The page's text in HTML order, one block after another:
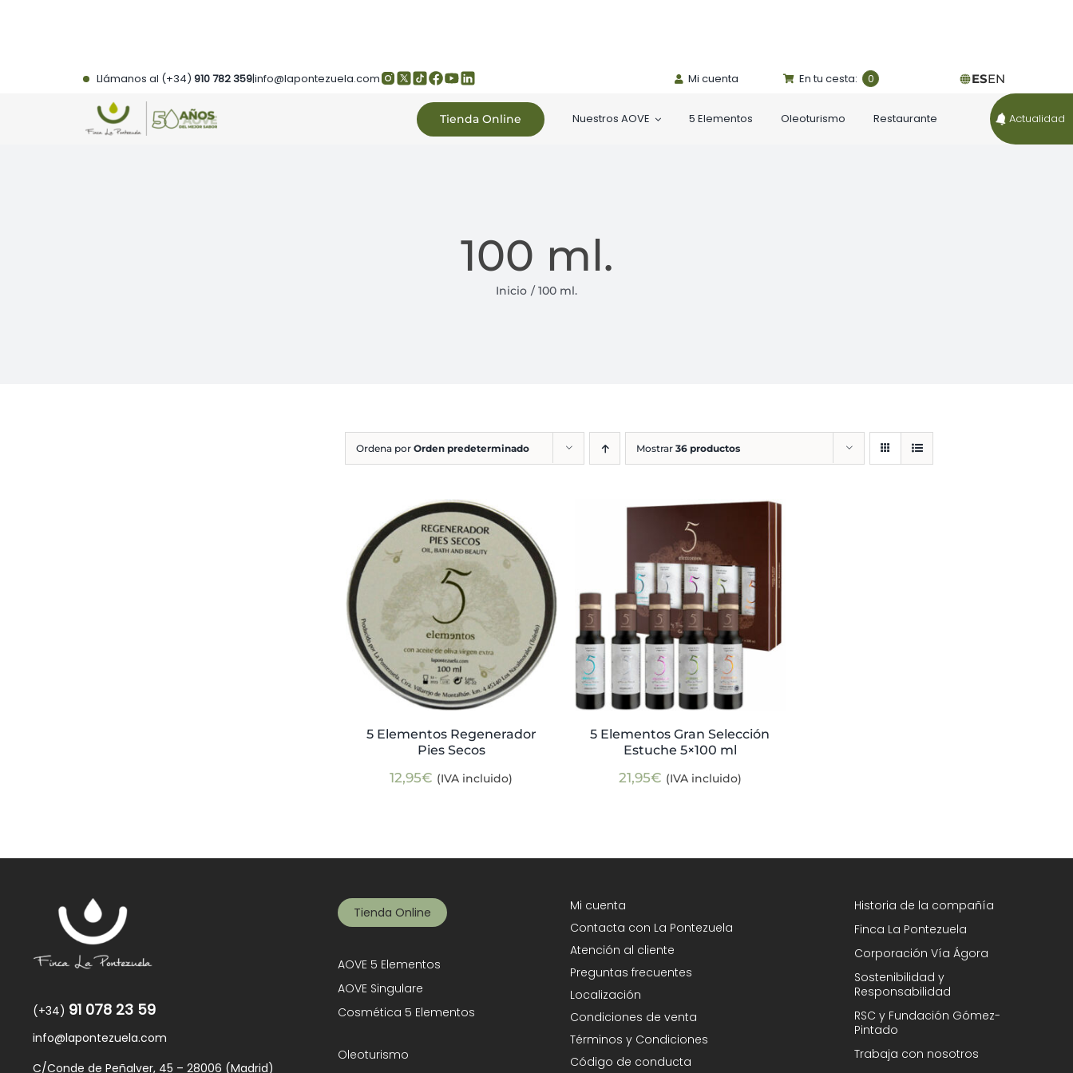
Llámanos al (+34) 910 782 359|info@lapontezuela.com Mi cuenta En tu cesta: 0 ESEN
Tienda Online Nuestros AOVE 5 Elementos Oleoturismo Restaurante Actualidad
100 ml.
Inicio 100 ml.
Ordena por Orden predeterminado Mostrar 36 productos
5 Elementos Regenerador
Pies Secos
12,95€ (IVA incluido)
5 Elementos Gran Selección
Estuche 5×100 ml
21,95€ (IVA incluido)
(+34) 91 078 23 59
info@lapontezuela.com
C/Conde de Peñalver, 45 – 28006 (Madrid)
Tienda Online
AOVE 5 Elementos
AOVE Singulare
Cosmética 5 Elementos
Oleoturismo
Mi cuenta
Contacta con La Pontezuela
Atención al cliente
Preguntas frecuentes
Localización
Condiciones de venta
Términos y Condiciones
Código de conducta
Historia de la compañía
Finca La Pontezuela
Corporación Vía Ágora
Sostenibilidad y
Responsabilidad
RSC y Fundación Gómez-
Pintado
Trabaja con nosotros